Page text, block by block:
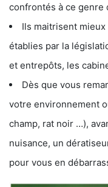
confrontés à ce genre
Ils maitrisent
établies par la
et entrepôts, les
Dès que vous
votre environnement
champ, rat noir …),
nuisance, un
pour vous en